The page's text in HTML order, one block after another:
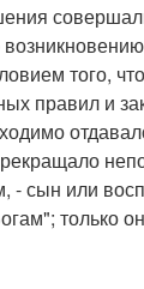
того,
правил и
- сын или
только